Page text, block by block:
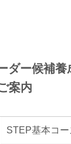
ダー候補養
案内
STEP基本コ